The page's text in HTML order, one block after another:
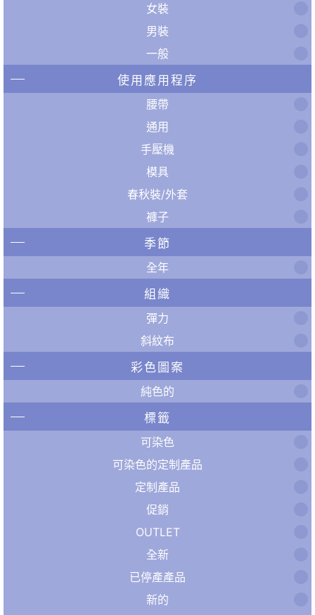
女裝
男裝
一般
使用應用程序
腰帶
通用
手壓機
模具
春秋裝/外套
褲子
季節
全年
組織
彈力
斜紋布
彩色圖案
純色的
標籤
可染色
可染色的定制產品
定制產品
促銷
OUTLET
全新
已停產產品
新的